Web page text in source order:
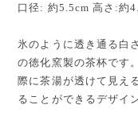
口径: 約5.5cm 高さ:約
氷のように透き通る白
の徳化窯製の茶杯です
際に茶湯が透けて見え
ることができるデザイ